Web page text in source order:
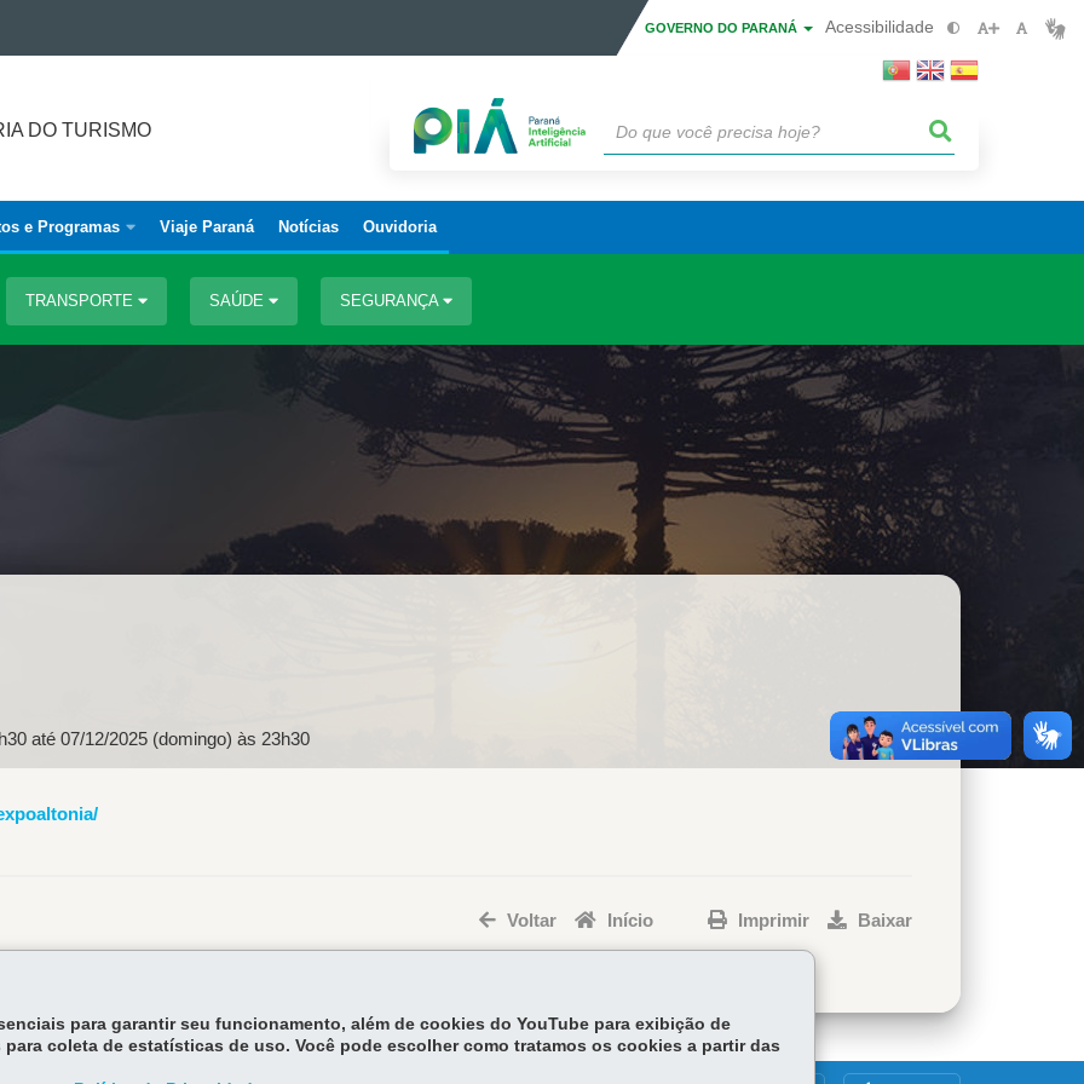
GOVERNO DO PARANÁ Acessibilidade
DO TURISMO
e Programas Viaje Paraná Notícias Ouvidoria
TRANSPORTE SAÚDE SEGURANÇA
até 07/12/2025 (domingo) às 23h30
Voltar Início Imprimir Baixar
para garantir seu funcionamento, além de cookies do YouTube para exibição de
coleta de estatísticas de uso. Você pode escolher como tratamos os cookies a partir das